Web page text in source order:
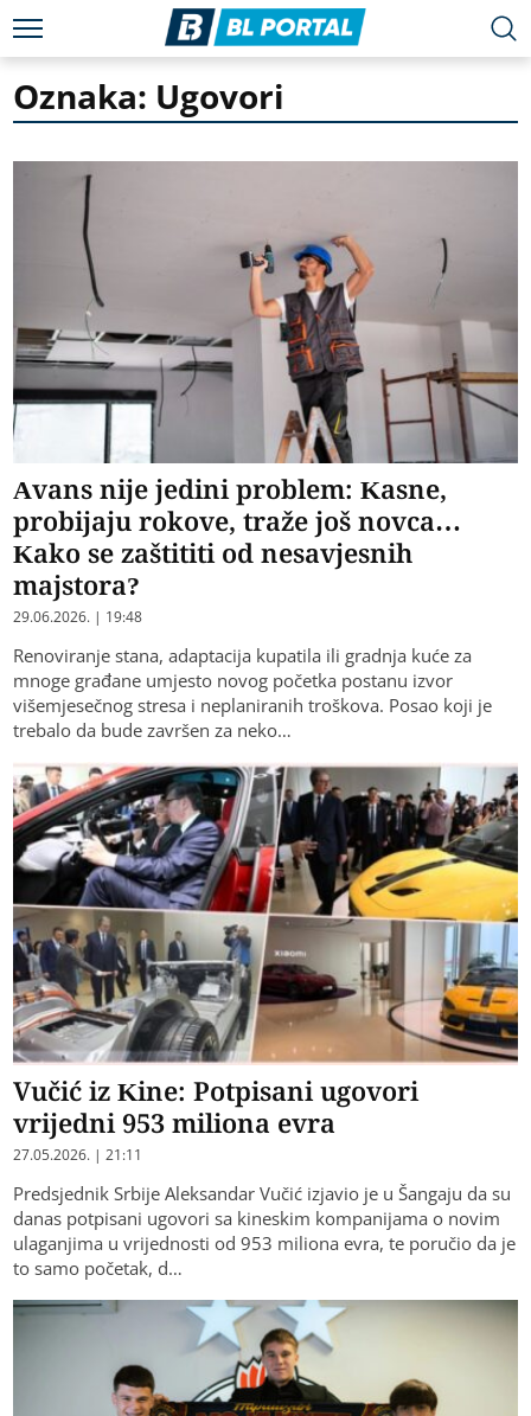
Oznaka: Ugovori
​Avans nije jedini problem: Kasne,
probijaju rokove, traže još novca…
Kako se zaštititi od nesavjesnih
majstora?
29.06.2026. | 19:48
Renoviranje stana, adaptacija kupatila ili gradnja kuće za
mnoge građane umjesto novog početka postanu izvor
višemjesečnog stresa i neplaniranih troškova. Posao koji je
trebalo da bude završen za neko…
Vučić iz Kine: Potpisani ugovori
vrijedni 953 miliona evra
27.05.2026. | 21:11
Predsjednik Srbije Aleksandar Vučić izjavio je u Šangaju da su
danas potpisani ugovori sa kineskim kompanijama o novim
ulaganjima u vrijednosti od 953 miliona evra, te poručio da je
to samo početak, d…